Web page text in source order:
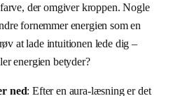
der omgiver kroppen. Nogle
fornemmer energien som en
at lade intuitionen lede dig –
energien betyder?
ned: Efter en aura-læsning er det